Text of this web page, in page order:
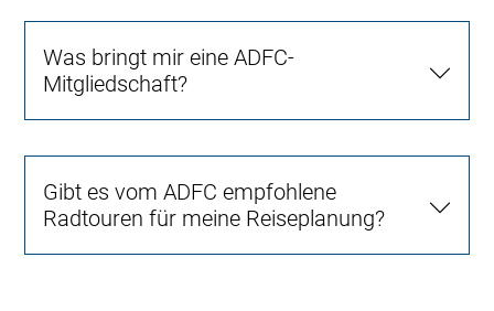
Was bringt mir eine ADFC-
Mitgliedschaft?
Gibt es vom ADFC empfohlene
Radtouren für meine Reiseplanung?